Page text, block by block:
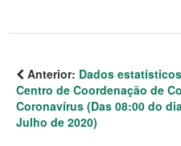
Anterior: Dados
Centro de Coordenação de
Coronavírus (Das 08:00 do
Julho de 2020)